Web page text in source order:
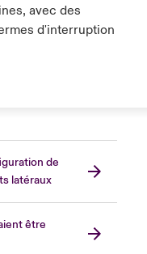
avec des
d'interruption
de
latéraux
être